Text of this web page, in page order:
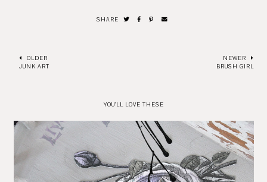
SHARE
OLDER
JUNK ART
NEWER
BRUSH GIRL
YOU'LL LOVE THESE